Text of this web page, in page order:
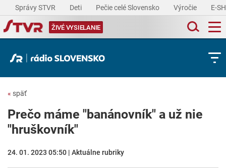
Správy STVR Deti Pečie celé Slovensko Výročie E-
ŽIVÉ VYSIELANIE
« späť
Prečo máme "banánovník" a už nie
"hruškovník"
24. 01. 2023 05:50 | Aktuálne rubriky